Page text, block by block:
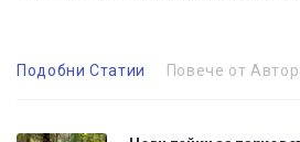
Подобни Статии Повече от